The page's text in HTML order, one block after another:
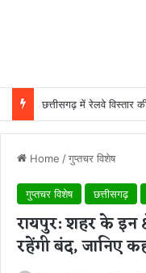
Home /गुप्तचर विशेष
गुप्तचर विशेष छत्तीसगढ़
रायपुर: शहर के इन
रहेंगी बंद, जानिए